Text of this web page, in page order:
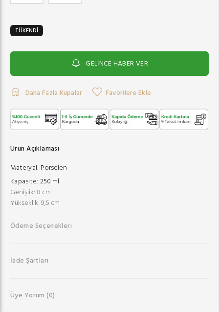
TÜKENDİ
GELİNCE HABER VER
Daha Fazla Kupalar Favorilere Ekle
Ürün Açıklaması
Materyal: Porselen
Kapasite: 250 ml
Genişlik: 8 cm
Yükseklik: 9,5 cm
Ödeme Seçenekleri
İade Şartları
Üye Yorum(0)